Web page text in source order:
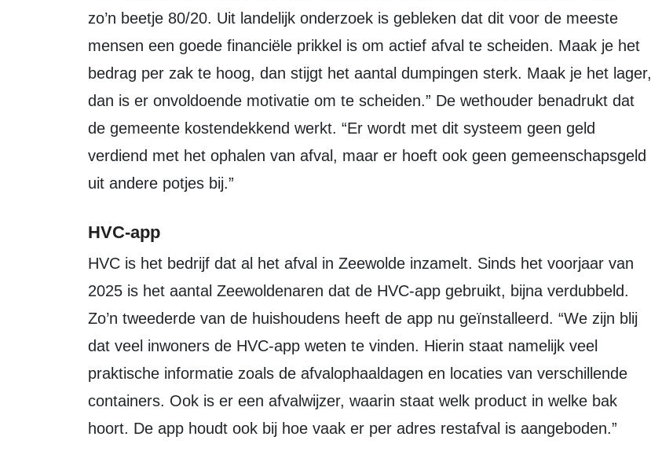
zo’n beetje 80/20. Uit landelijk onderzoek is gebleken dat dit voor de meeste
mensen een goede financiële prikkel is om actief afval te scheiden. Maak je het
bedrag per zak te hoog, dan stijgt het aantal dumpingen sterk. Maak je het lager,
dan is er onvoldoende motivatie om te scheiden.” De wethouder benadrukt dat
de gemeente kostendekkend werkt. “Er wordt met dit systeem geen geld
verdiend met het ophalen van afval, maar er hoeft ook geen gemeenschapsgeld
uit andere potjes bij.”
HVC-app
HVC is het bedrijf dat al het afval in Zeewolde inzamelt. Sinds het voorjaar van
2025 is het aantal Zeewoldenaren dat de HVC-app gebruikt, bijna verdubbeld.
Zo’n tweederde van de huishoudens heeft de app nu geïnstalleerd. “We zijn blij
dat veel inwoners de HVC-app weten te vinden. Hierin staat namelijk veel
praktische informatie zoals de afvalophaaldagen en locaties van verschillende
containers. Ook is er een afvalwijzer, waarin staat welk product in welke bak
hoort. De app houdt ook bij hoe vaak er per adres restafval is aangeboden.”